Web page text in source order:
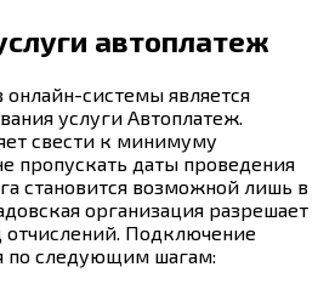
автоплатеж
системы является
услуги Автоплатеж.
свести к минимуму
пропускать даты проведения
становится возможной лишь в
организация разрешает
Подключение
по следующим шагам: